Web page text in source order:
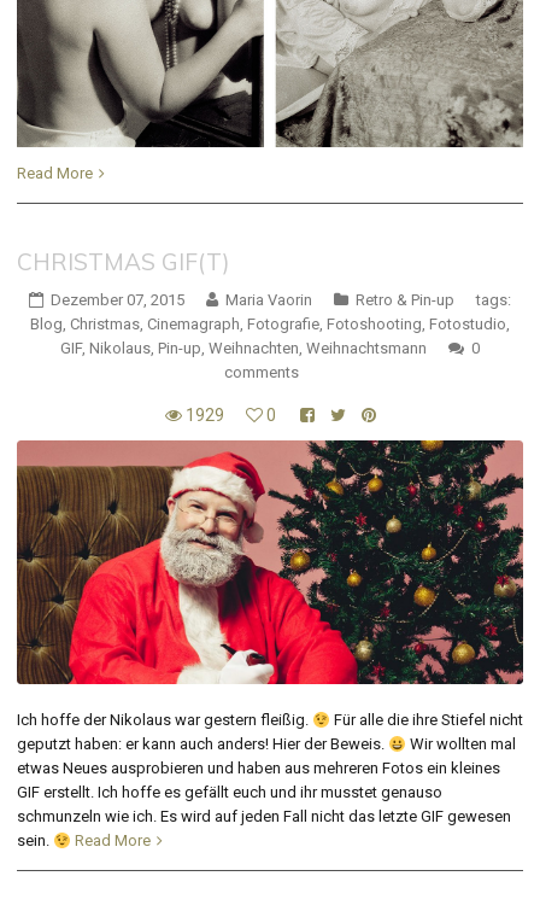
Read More
CHRISTMAS GIF(T)
Dezember 07, 2015 Maria Vaorin Retro & Pin-up
tags:
Blog, Christmas, Cinemagraph, Fotografie, Fotoshooting, Fotostudio,
GIF, Nikolaus, Pin-up, Weihnachten, Weihnachtsmann
0
comments
1929 0
Ich hoffe der Nikolaus war gestern fleißig.
Für alle die ihre Stiefel nicht
geputzt haben: er kann auch anders! Hier der Beweis.
Wir wollten mal
etwas Neues ausprobieren und haben aus mehreren Fotos ein kleines
GIF erstellt. Ich hoffe es gefällt euch und ihr musstet genauso
schmunzeln wie ich. Es wird auf jeden Fall nicht das letzte GIF gewesen
sein.
Read More